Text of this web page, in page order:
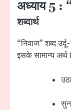
अध्याय 5 :
शब्दार्थ
“निवाज” शब्द
इसके सामान्य